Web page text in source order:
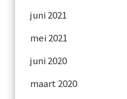
juni 2021
mei 2021
juni 2020
maart 2020